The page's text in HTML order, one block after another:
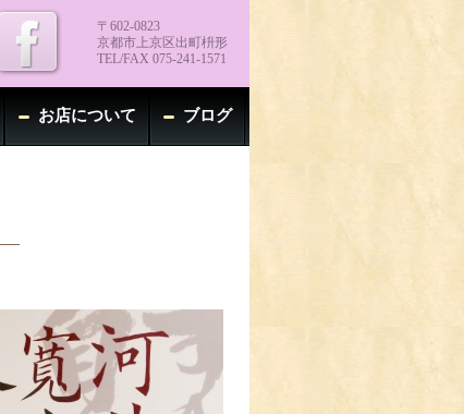
〒602-0823
京都市上京区出町枡形
TEL/FAX 075-241-1571
お店について ブログ